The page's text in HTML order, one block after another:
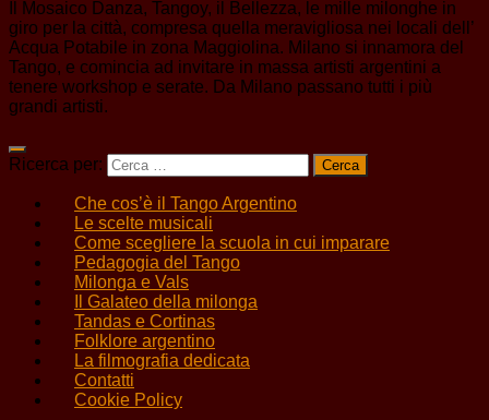
Il Mosaico Danza, Tangoy, il Bellezza, le mille milonghe in
giro per la città, compresa quella meravigliosa nei locali dell’
Acqua Potabile in zona Maggiolina. Milano si innamora del
Tango, e comincia ad invitare in massa artisti argentini a
tenere workshop e serate. Da Milano passano tutti i più
grandi artisti.
Ricerca per:
Che cos’è il Tango Argentino
Le scelte musicali
Come scegliere la scuola in cui imparare
Pedagogia del Tango
Milonga e Vals
Il Galateo della milonga
Tandas e Cortinas
Folklore argentino
La filmografia dedicata
Contatti
Cookie Policy